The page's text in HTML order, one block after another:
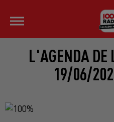
L'AGENDA DE
19/06/